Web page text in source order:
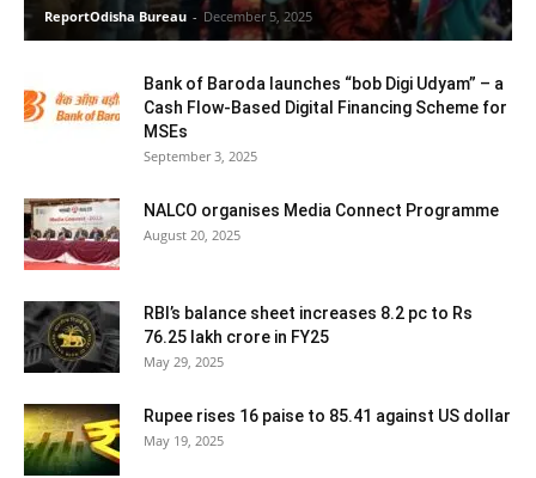
ReportOdisha Bureau - December 5, 2025
Bank of Baroda launches “bob Digi Udyam” – a
Cash Flow-Based Digital Financing Scheme for
MSEs
September 3, 2025
NALCO organises Media Connect Programme
August 20, 2025
RBI’s balance sheet increases 8.2 pc to Rs
76.25 lakh crore in FY25
May 29, 2025
Rupee rises 16 paise to 85.41 against US dollar
May 19, 2025